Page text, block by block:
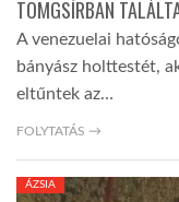
TÖMGSÍRBAN
A venezuelai
bányász holttestét,
eltűntek az…
FOLYTATÁS →
ÁZSIA